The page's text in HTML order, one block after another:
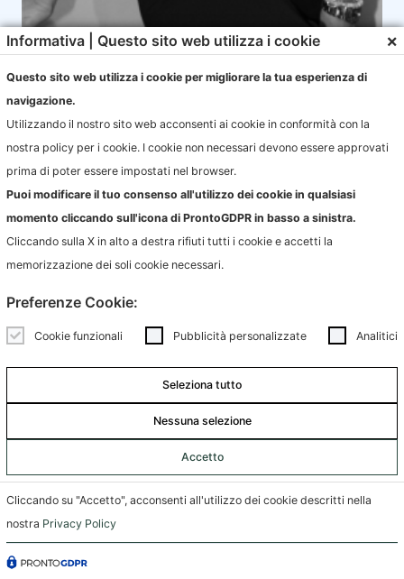
Monia Corzani
Founder
SCOPRI DI PIÙ
Informativa | Questo sito web utilizza i cookie ×
Questo sito web utilizza i cookie per migliorare la tua esperienza di
navigazione.
Utilizzando il nostro sito web acconsenti ai cookie in conformità con la
nostra policy per i cookie. I cookie non necessari devono essere approvati
prima di poter essere impostati nel browser.
Puoi modificare il tuo consenso all'utilizzo dei cookie in qualsiasi
momento cliccando sull'icona di ProntoGDPR in basso a sinistra.
Cliccando sulla X in alto a destra rifiuti tutti i cookie e accetti la
memorizzazione dei soli cookie necessari.
Preferenze Cookie:
Cookie funzionali Pubblicità personalizzate Analitici
Seleziona tutto
Nessuna selezione
Accetto
Cliccando su "Accetto", acconsenti all'utilizzo dei cookie descritti nella
nostra Privacy Policy